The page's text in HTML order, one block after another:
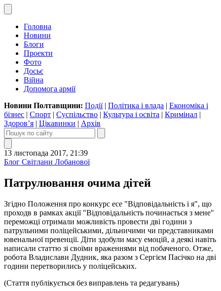
Головна
Новини
Блоги
Проекти
Фото
Досьє
Війна
Допомога армії
Новини Полтавщини: Події| Політика і влада | Економіка і
бізнес | Спорт | Суспільство | Культура і освіта | Кримінал |
Здоров’я | Цікавинки | Архів
13 листопада 2017, 21:39
Блог Світлани Лобанової
Патрулювання очима дітей
Згідно Положення про конкурс есе "Відповідальність і я", що
проходв в рамках акції "Відповідальність починається з мене"
переможці отримали можливість провести дві години з
патрульними поліцейськими, дільничими чи представниками
ювенальної превенції. Діти здобули масу емоцій, а деякі навіть
написали статтю зі своїми враженнями від побаченого. Отже,
робота Владислави Дудник, яка разом з Сергієм Пасічко на дві
години перетворились у поліцейських.
(Стаття публікується без виправлень та редагувань)